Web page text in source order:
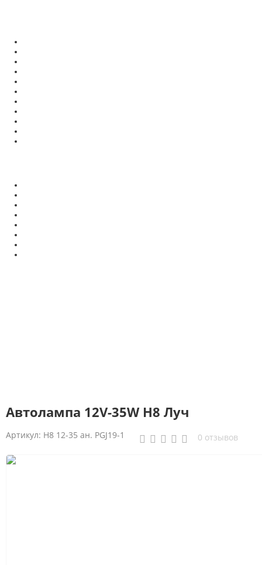
Автолампа 12V-35W Н8 Луч
Артикул: H8 12-35 ан. PGJ19-1 0 отзывов